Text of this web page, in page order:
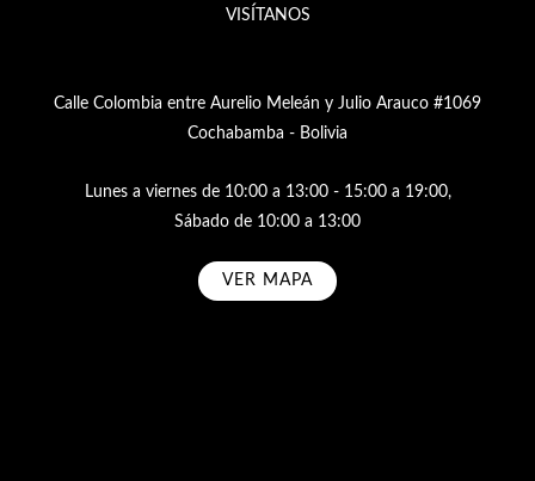
VISÍTANOS
Calle Colombia entre Aurelio Meleán y Julio Arauco #1069
Cochabamba - Bolivia
Lunes a viernes de 10:00 a 13:00 - 15:00 a 19:00,
Sábado de 10:00 a 13:00
VER MAPA